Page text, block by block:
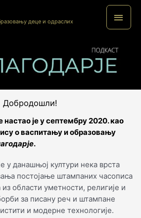
деце и одраслих
Добродошли!
настао је у септембру 2020. као
о васпитању и образовању
.
у данашњој култури нека врста
постојање штампаних часописа
области уметности, религије и
за писану реч и штампане
и модерне технологије.